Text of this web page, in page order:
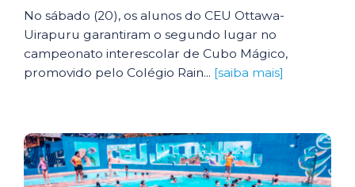
No sábado (20), os alunos do CEU Ottawa-
Uirapuru garantiram o segundo lugar no
campeonato interescolar de Cubo Mágico,
promovido pelo Colégio Rain... [saiba mais]